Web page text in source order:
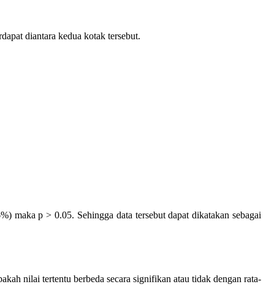
diantara kedua kotak tersebut.
p > 0.05. Sehingga data tersebut dapat dikatakan sebagai
nilai tertentu berbeda secara signifikan atau tidak dengan rata-